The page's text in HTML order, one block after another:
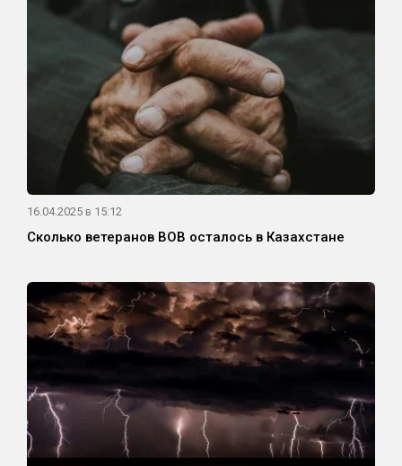
16.04.2025 в 15:12
Сколько ветеранов ВОВ осталось в Казахстане